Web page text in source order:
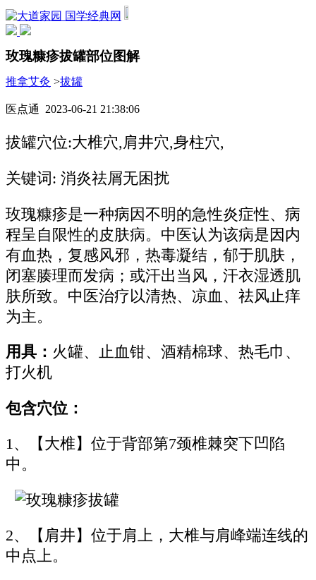
国学经典网
玫瑰糠疹拔罐部位图解
推拿艾灸 >拔罐
医点通 2023-06-21 21:38:06
拔罐穴位:大椎穴,肩井穴,身柱穴,
关键词: 消炎祛屑无困扰
玫瑰糠疹是一种病因不明的急性炎症性、病
程呈自限性的皮肤病。中医认为该病是因内
有血热，复感风邪，热毒凝结，郁于肌肤，
闭塞腠理而发病；或汗出当风，汗衣湿透肌
肤所致。中医治疗以清热、凉血、祛风止痒
为主。
用具： 火罐、止血钳、酒精棉球、热毛巾、
打火机
包含穴位：
1、【大椎】位于背部第7颈椎棘突下凹陷
中。
2、【肩井】位于肩上，大椎与肩峰端连线的
中点上。